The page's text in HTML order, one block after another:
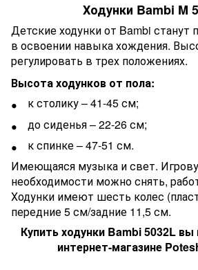
Ходунки Bambi M
Детские ходунки от Bambi
в освоении навыка хождения.
регулировать в трех положениях.
Высота ходунков от пола:
к столику – 41-45 см;
до сиденья – 22-26 см;
к спинке – 47-51 см.
Имеющаяся музыка и свет.
необходимости можно снять,
Ходунки имеют шесть колес
передние 5 см/задние 11,5 см.
Купить ходунки Bambi5032L вы
интернет-магазине